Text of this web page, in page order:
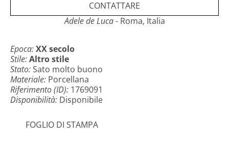
tracce d’uso compatibili con l’età.
CONTATTARE
Adele de Luca- Roma, Italia
Epoca:XX secolo
Stile:Altro stile
Stato:Sato molto buono
Materiale: Porcellana
Riferimento (ID): 1769091
Disponibilità: Disponibile
FOGLIO DI STAMPA